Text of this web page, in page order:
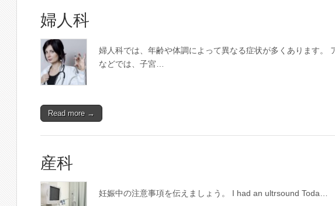
婦人科
婦人科では、年齢や体調によって異なる症状が多くあります。
などでは、子宮…
Read more →
産科
妊娠中の注意事項を伝えましょう。 I had an ultrsound Toda…